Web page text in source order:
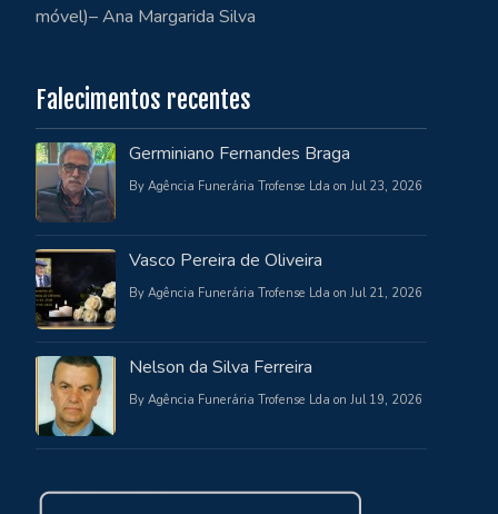
móvel)– Ana Margarida Silva
Falecimentos recentes
Germiniano Fernandes Braga
By Agência Funerária Trofense Lda on Jul 23, 2026
Vasco Pereira de Oliveira
By Agência Funerária Trofense Lda on Jul 21, 2026
Nelson da Silva Ferreira
By Agência Funerária Trofense Lda on Jul 19, 2026